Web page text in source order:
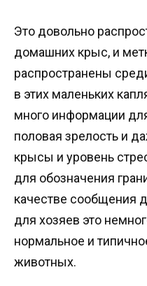
Это довольно
домашних крыс, и
распространены
в этих маленьких
много информации
половая зрелость и
крысы и уровень
для обозначения
качестве сообщения
для хозяев это
нормальное и
животных.